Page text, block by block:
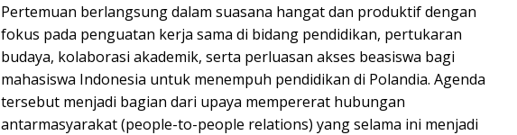
Pertemuan berlangsung dalam suasana hangat dan produktif dengan
fokus pada penguatan kerja sama di bidang pendidikan, pertukaran
budaya, kolaborasi akademik, serta perluasan akses beasiswa bagi
mahasiswa Indonesia untuk menempuh pendidikan di Polandia. Agenda
tersebut menjadi bagian dari upaya mempererat hubungan
antarmasyarakat (people-to-people relations) yang selama ini menjadi